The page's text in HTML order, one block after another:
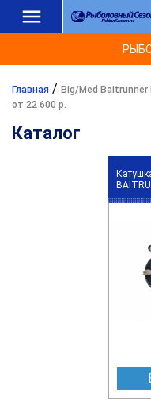
Главная / Big/Med
от 22 600 р.
Каталог